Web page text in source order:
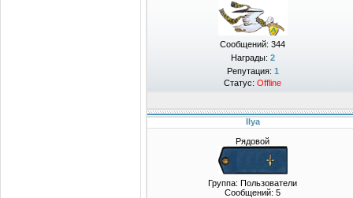
Сообщений: 344
Награды: 2
Репутация: 1
Статус: Offline
Ilya
Рядовой
Группа: Пользователи
Сообщений: 5